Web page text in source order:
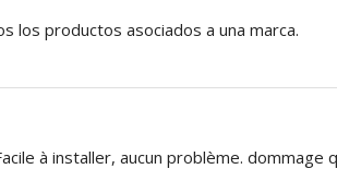
los productos asociados a una marca.
à installer, aucun problème.